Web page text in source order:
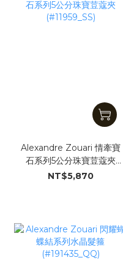
Alexandre Zouari 情牽寶
石系列5公分珠寶荳蔻夾
(#11959_SS)
NT$5,870